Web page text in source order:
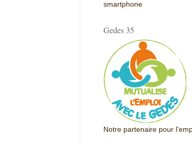
smartphone
Gedes 35
Notre partenaire pour